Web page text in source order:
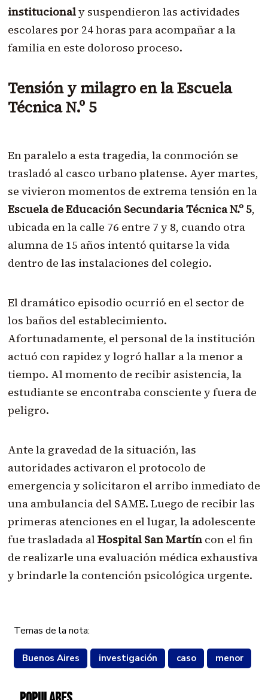
institucionaly suspendieron las actividades
escolares por 24 horas para acompañar a la
familia en este doloroso proceso.
Tensión y milagro en la Escuela
Técnica N.º 5
En paralelo a esta tragedia, la conmoción se
trasladó al casco urbano platense. Ayer martes,
se vivieron momentos de extrema tensión en la
Escuela de Educación Secundaria Técnica N.º 5,
ubicada en la calle 76 entre 7 y 8, cuando otra
alumna de 15 años intentó quitarse la vida
dentro de las instalaciones del colegio.
El dramático episodio ocurrió en el sector de
los baños del establecimiento.
Afortunadamente, el personal de la institución
actuó con rapidez y logró hallar a la menor a
tiempo. Al momento de recibir asistencia, la
estudiante se encontraba consciente y fuera de
peligro.
Ante la gravedad de la situación, las
autoridades activaron el protocolo de
emergencia y solicitaron el arribo inmediato de
una ambulancia del SAME. Luego de recibir las
primeras atenciones en el lugar, la adolescente
fue trasladada alHospital San Martíncon el fin
de realizarle una evaluación médica exhaustiva
y brindarle la contención psicológica urgente.
Temas de la nota:
Buenos Aires investigación caso menor